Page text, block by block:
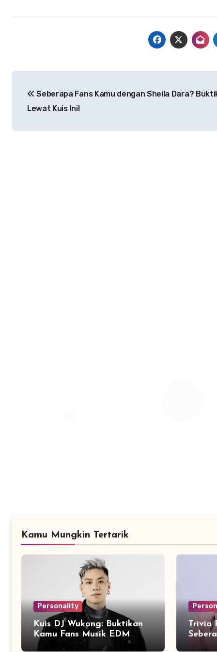
pos Seberapa Fans Kamu dengan Sheila Dara?
Lewat Kuis Ini!
Kamu Mungkin Tertarik
Personality
Kuis DJ Wukong: Buktikan
Kamu Fans Musik EDM
Sejati!
Trivia